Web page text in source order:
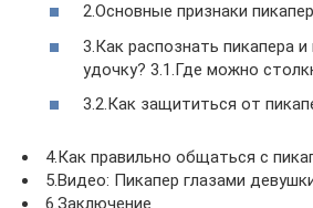
2.Основные признаки
3.Как распознать пикапера и
удочку? 3.1.Где можно
3.2.Как защититься от
4.Как правильно общаться с
5.Видео: Пикапер глазами
6.Заключение